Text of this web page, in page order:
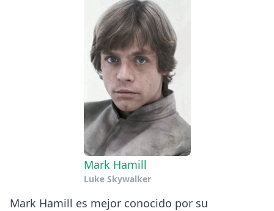
Mark Hamill
Luke Skywalker
Mark Hamill es mejor conocido por su